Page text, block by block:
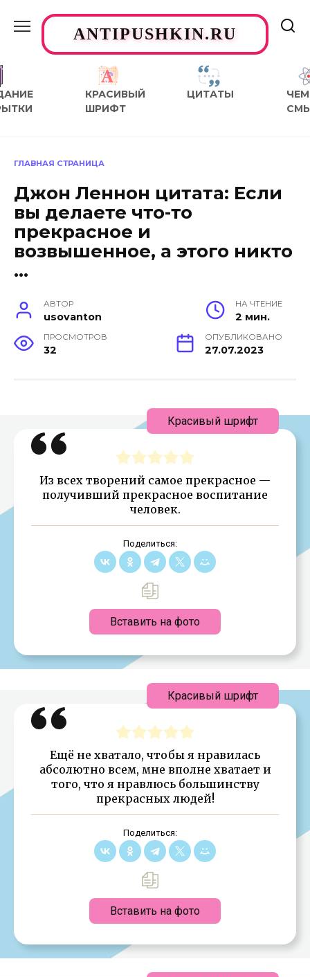
содержаниюANTIPUSHKIN.RU
КРАСИВЫЙ
ШРИФТ
ЦИТАТЫ
ЧЕМ
ГЛАВНАЯ СТРАНИЦА
Джон Леннон цитата: Если
вы делаете что-то
прекрасное и
возвышенное, а этого никто
…
АВТОР
usovanton
НА ЧТЕНИЕ
2 мин.
ПРОСМОТРОВ
32
ОПУБЛИКОВАНО
27.07.2023
Из всех творений самое прекрасное —
получивший прекрасное воспитание
человек.
Поделиться:
Вставить на фото
Красивый шрифт
Ещё не хватало, чтобы я нравилась
абсолютно всем, мне вполне хватает и
того, что я нравлюсь большинству
прекрасных людей!
Поделиться:
Вставить на фото
Красивый шрифт